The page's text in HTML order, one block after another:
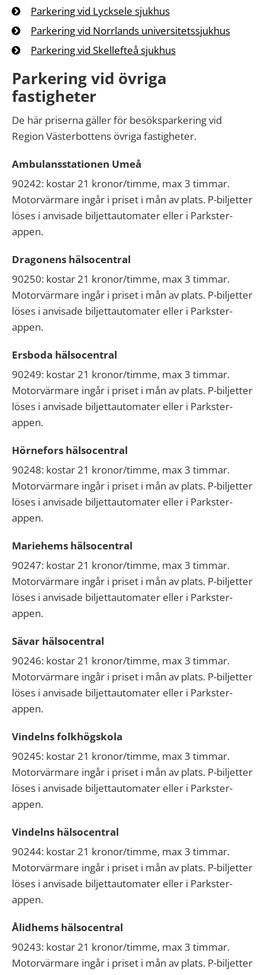
Parkering vid Lycksele sjukhus
Parkering vid Norrlands universitetssjukhus
Parkering vid Skellefteå sjukhus
Parkering vid övriga
fastigheter
De här priserna gäller för besöksparkering vid
Region Västerbottens övriga fastigheter.
Ambulansstationen Umeå
90242: kostar 21 kronor/timme, max 3 timmar.
Motorvärmare ingår i priset i mån av plats. P-biljetter
löses i anvisade biljettautomater eller i Parkster-
appen.
Dragonens hälsocentral
90250: kostar 21 kronor/timme, max 3 timmar.
Motorvärmare ingår i priset i mån av plats. P-biljetter
löses i anvisade biljettautomater eller i Parkster-
appen.
Ersboda hälsocentral
90249: kostar 21 kronor/timme, max 3 timmar.
Motorvärmare ingår i priset i mån av plats. P-biljetter
löses i anvisade biljettautomater eller i Parkster-
appen.
Hörnefors hälsocentral
90248: kostar 21 kronor/timme, max 3 timmar.
Motorvärmare ingår i priset i mån av plats. P-biljetter
löses i anvisade biljettautomater eller i Parkster-
appen.
Mariehems hälsocentral
90247: kostar 21 kronor/timme, max 3 timmar.
Motorvärmare ingår i priset i mån av plats. P-biljetter
löses i anvisade biljettautomater eller i Parkster-
appen.
Sävar hälsocentral
90246: kostar 21 kronor/timme, max 3 timmar.
Motorvärmare ingår i priset i mån av plats. P-biljetter
löses i anvisade biljettautomater eller i Parkster-
appen.
Vindelns folkhögskola
90245: kostar 21 kronor/timme, max 3 timmar.
Motorvärmare ingår i priset i mån av plats. P-biljetter
löses i anvisade biljettautomater eller i Parkster-
appen.
Vindelns hälsocentral
90244: kostar 21 kronor/timme, max 3 timmar.
Motorvärmare ingår i priset i mån av plats. P-biljetter
löses i anvisade biljettautomater eller i Parkster-
appen.
Ålidhems hälsocentral
90243: kostar 21 kronor/timme, max 3 timmar.
Motorvärmare ingår i priset i mån av plats. P-biljetter